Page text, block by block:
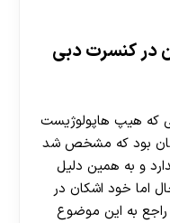
در کنسرت دبی
که هیپ هاپولوژیست
بود که مشخص شد
و به همین دلیل
اما خود اشکان در
به این موضوع